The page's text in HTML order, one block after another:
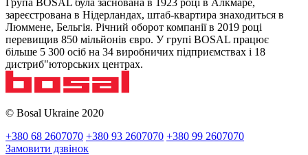
зареєстрована в Нідерландах, штаб-квартира знаходиться в
Люммене, Бельгія. Річний оборот компанії в 2019 році
перевищив 850 мільйонів євро. У групі BOSAL працює
більше 5 300 осіб на 34 виробничих підприємствах і 18
дистриб"юторських центрах.
© Bosal Ukraine 2020
+380 68 2607070 +380 93 2607070 +380 99 2607070
Замовити дзвінок